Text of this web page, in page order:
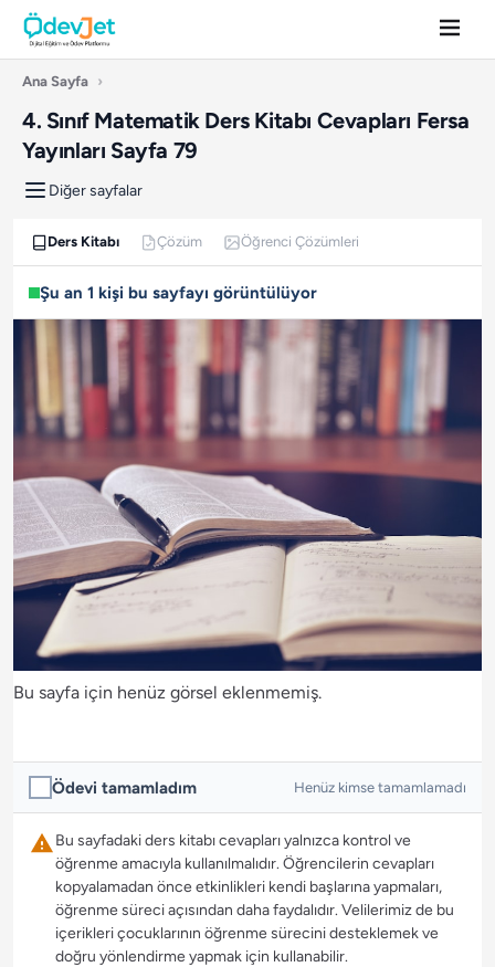
Ana Sayfa ›
4. Sınıf Matematik Ders Kitabı Cevapları Fersa
Yayınları Sayfa 79
Diğer sayfalar
Ders Kitabı Çözüm Öğrenci Çözümleri
Şu an 1 kişi bu sayfayı görüntülüyor
Bu sayfa için henüz görsel eklenmemiş.
Ödevi tamamladım Henüz kimse tamamlamadı
Bu sayfadaki ders kitabı cevapları yalnızca kontrol ve
öğrenme amacıyla kullanılmalıdır. Öğrencilerin cevapları
kopyalamadan önce etkinlikleri kendi başlarına yapmaları,
öğrenme süreci açısından daha faydalıdır. Velilerimiz de bu
içerikleri çocuklarının öğrenme sürecini desteklemek ve
doğru yönlendirme yapmak için kullanabilir.